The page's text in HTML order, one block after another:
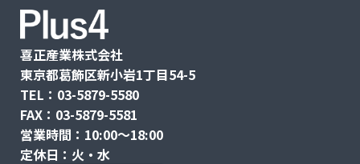
喜正産業株式会社
東京都葛飾区新小岩1丁目54-5
TEL：03-5879-5580
FAX：03-5879-5581
営業時間：10:00〜18:00
定休日：火・水